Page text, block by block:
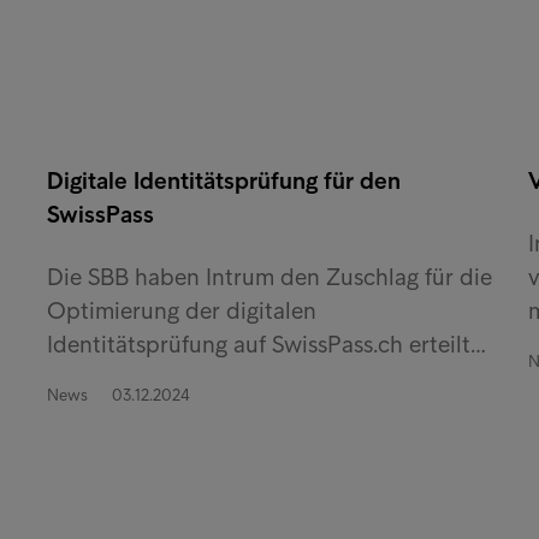
Digitale Identitätsprüfung für den
SwissPass
Die SBB haben Intrum den Zuschlag für die
Optimierung der digitalen
Identitätsprüfung auf SwissPass.ch erteilt…
News 03.12.2024